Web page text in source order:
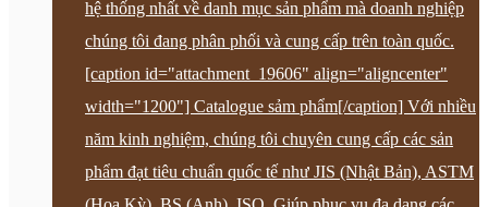
hệ thống nhất về danh mục sản phẩm mà doanh nghiệp
chúng tôi đang phân phối và cung cấp trên toàn quốc.
[caption id="attachment_19606" align="aligncenter"
width="1200"] Catalogue sảm phẩm[/caption] Với nhiều
năm kinh nghiệm, chúng tôi chuyên cung cấp các sản
phẩm đạt tiêu chuẩn quốc tế như JIS (Nhật Bản), ASTM